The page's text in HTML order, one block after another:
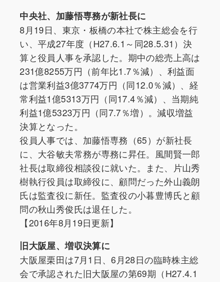
中央社、加藤悟専務が新社長に
8月19日、東京・板橋の本社で株主総会を行
い、平成27年度（H27.6.1～同28.5.31）決
算と役員人事を承認した。期中の総売上高は
231億8255万円（前年比1.7％減）、利益面
は営業利益3億3774万円（同12.0％減）、経
常利益1億5313万円（同17.4％減）、当期純
利益1億5323万円（同7.7％増）。減収増益
決算となった。
役員人事では、加藤悟専務（65）が新社長
に、大谷敏夫常務が専務に昇任。風間賢一郎
社長は取締役相談役に就いた。また、片山秀
樹執行役員は取締役に、顧問だった外山義朗
氏は監査役に新任。監査役の小暮豊博氏と顧
問の秋山秀俊氏は退任した。
【2016年8月19日更新】
旧大阪屋、増収決算に
大阪屋栗田は7月1日、6月28日の臨時株主総
会で承認された旧大阪屋の第69期（H27.4.1